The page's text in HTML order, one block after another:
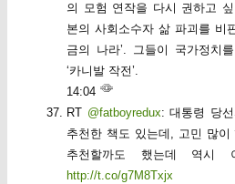
의 모험 연작을 다시 권하고
본의 사회소수자 삶 파괴를 비
금의 나라’. 그들이 국가정치
‘카니발 작전’.
14:04
RT @fatboyredux: 대통령 당
추천한 책도 있는데, 고민 많
추천할까도 했는데 역시
http://t.co/g7M8Txjx